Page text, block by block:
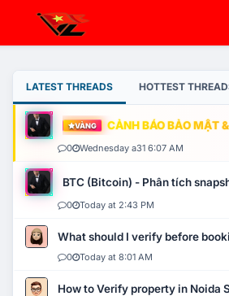
LATEST THREADS HOTTEST
VÀNG CẢNH BÁO BẢO MẬT
0 Wednesday a31 6:07 AM
BTC (Bitcoin) - Phân tích
0 Today at 2:43 PM
What should I verify before
0 Today at 8:01 AM
How to Verify property in Noida